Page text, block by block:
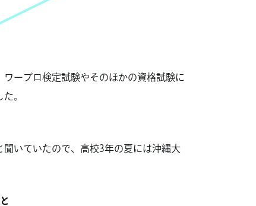
ープロ検定試験やそのほかの資格試験に
。
いていたので、高校3年の夏には沖縄大